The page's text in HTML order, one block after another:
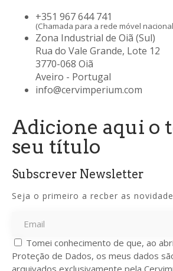
+351 967 644 741
(Chamada para a rede móvel
Zona Industrial de Oiã (Sul)
Rua do Vale Grande, Lote 12
3770-068 Oiã
Aveiro - Portugal
info@cervimperium.com
Adicione aqui o
seu título
Subscrever Newsletter
Seja o primeiro a recber as
Tomei conhecimento de que, ao
Proteção de Dados, os meus dados
arquivados exclusivamente pela